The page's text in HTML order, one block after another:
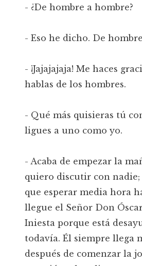
- ¿De hombre a hombre?
- Eso he dicho. De
- ¡Jajajajaja! Me haces
hablas de los hombres.
- Qué más quisieras tú
ligues a uno como yo.
- Acaba de empezar la
quiero discutir con nadie;
que esperar media hora
llegue el Señor Don
Iniesta porque está
todavía. Él siempre llega
después de comenzar la